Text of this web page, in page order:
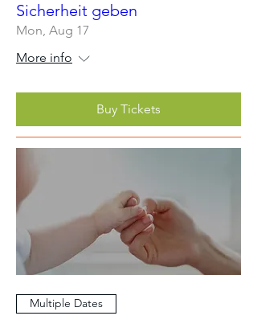
Sicherheit geben
Mon, Aug 17
More info
Buy Tickets
Multiple Dates